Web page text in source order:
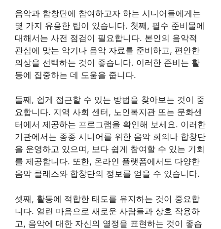
음악과 합창단에 참여하고자 하는 시니어들에게는
몇 가지 유용한 팁이 있습니다. 첫째, 필수 준비물에
대해서는 사전 점검이 필요합니다. 본인의 음악적
관심에 맞는 악기나 음악 자료를 준비하고, 편안한
의상을 선택하는 것이 좋습니다. 이러한 준비는 활
동에 집중하는 데 도움을 줍니다.
둘째, 쉽게 접근할 수 있는 방법을 찾아보는 것이 중
요합니다. 지역 사회 센터, 노인복지관 또는 문화센
터에서 제공하는 프로그램을 확인해 보세요. 이러한
기관에서는 종종 시니어를 위한 음악 회의나 합창단
을 운영하고 있으며, 보다 쉽게 참여할 수 있는 기회
를 제공합니다. 또한, 온라인 플랫폼에서도 다양한
음악 클래스와 합창단의 정보를 얻을 수 있습니다.
셋째, 활동에 적합한 태도를 유지하는 것이 중요합
니다. 열린 마음으로 새로운 사람들과 상호 작용하
고, 음악에 대한 자신의 열정을 표현하는 것이 좋습